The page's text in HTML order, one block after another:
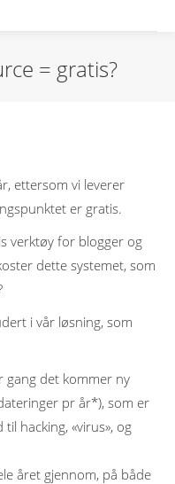
= gratis?
ettersom vi leverer
er gratis.
verktøy for blogger og
dette systemet, som
i vår løsning, som
gang det kommer ny
pr år*), som er
hacking, «virus», og
året gjennom, på både